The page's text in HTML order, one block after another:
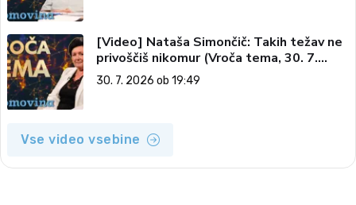
[Video] Nataša Simončič: Takih težav ne
privoščiš nikomur (Vroča tema, 30. 7.
2026)
30. 7. 2026 ob 19:49
Vse video vsebine